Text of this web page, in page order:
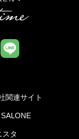
関連サイト
スタ